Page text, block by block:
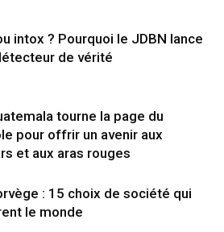
intox ? Pourquoi le JDBN lance
de vérité
tourne la page du
pour offrir un avenir aux
et aux aras rouges
: 15 choix de société qui
le monde